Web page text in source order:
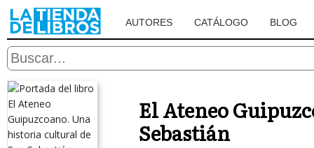
AUTORES CATÁLOGO BLOG
El Ateneo
Sebastián